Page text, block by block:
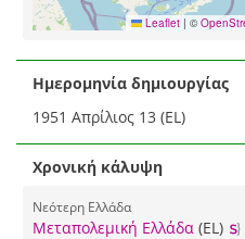
Leaflet | ©
Ημερομηνία δημιουργίας
1951 Απρίλιος 13 (EL)
Χρονική κάλυψη
Νεότερη Ελλάδα
Μεταπολεμική Ελλάδα (EL)